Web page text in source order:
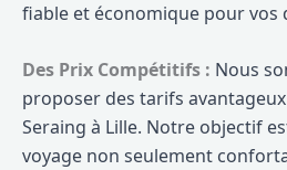
fiable et économique pour vos
Des Prix Compétitifs : Nous
proposer des tarifs
Seraing à Lille. Notre objectif
voyage non seulement